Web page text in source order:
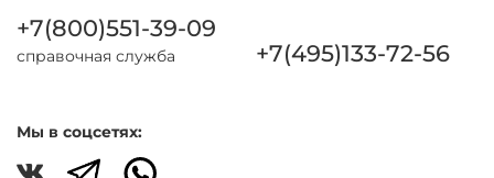
+7(800)551-39-09
справочная служба +7(495)133-72-56
Мы в соцсетях: